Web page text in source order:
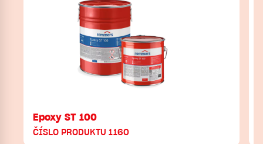
Epoxy ST 100
ČÍSLO PRODUKTU 1160